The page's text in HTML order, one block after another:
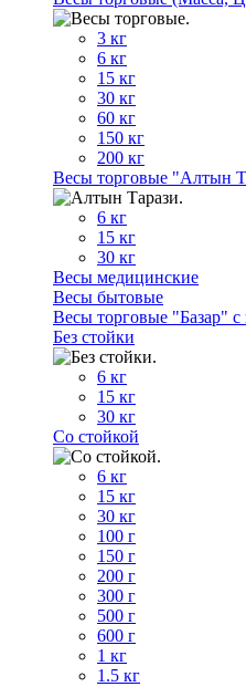
3 кг
6 кг
15 кг
30 кг
60 кг
150 кг
200 кг
Весы торговые "Алтын
6 кг
15 кг
30 кг
Весы медицинские
Весы бытовые
Весы торговые "Базар" с
Без стойки
6 кг
15 кг
30 кг
Со стойкой
6 кг
15 кг
30 кг
100 г
150 г
200 г
300 г
500 г
600 г
1 кг
1.5 кг